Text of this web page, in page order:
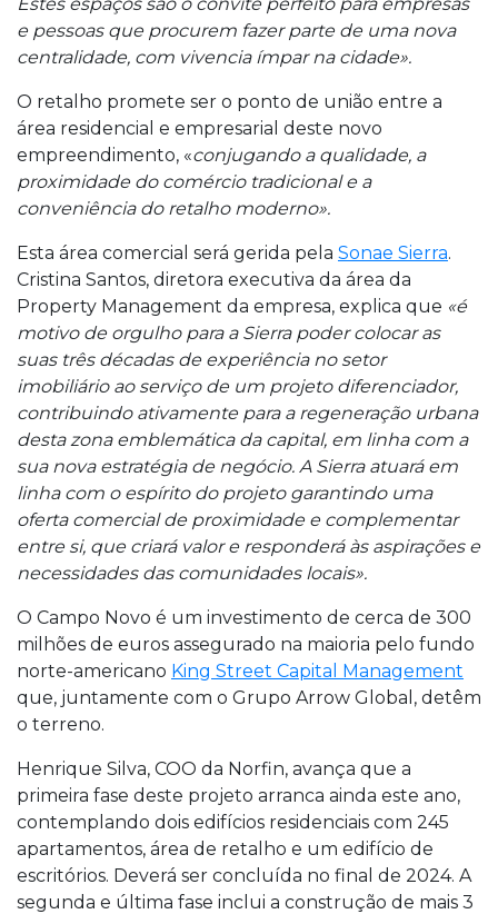
e pessoas que procurem fazer parte de uma nova
centralidade, com vivencia ímpar na cidade».
O retalho promete ser o ponto de união entre a
área residencial e empresarial deste novo
empreendimento, «conjugando a qualidade, a
proximidade do comércio tradicional e a
conveniência do retalho moderno».
Esta área comercial será gerida pela Sonae Sierra.
Cristina Santos, diretora executiva da área da
Property Management da empresa, explica que «é
motivo de orgulho para a Sierra poder colocar as
suas três décadas de experiência no setor
imobiliário ao serviço de um projeto diferenciador,
contribuindo ativamente para a regeneração urbana
desta zona emblemática da capital, em linha com a
sua nova estratégia de negócio. A Sierra atuará em
linha com o espírito do projeto garantindo uma
oferta comercial de proximidade e complementar
entre si, que criará valor e responderá às aspirações e
necessidades das comunidades locais».
O Campo Novo é um investimento de cerca de 300
milhões de euros assegurado na maioria pelo fundo
norte-americano King Street Capital Management
que, juntamente com o Grupo Arrow Global, detêm
o terreno.
Henrique Silva, COO da Norfin, avança que a
primeira fase deste projeto arranca ainda este ano,
contemplando dois edifícios residenciais com 245
apartamentos, área de retalho e um edifício de
escritórios. Deverá ser concluída no final de 2024. A
segunda e última fase inclui a construção de mais 3